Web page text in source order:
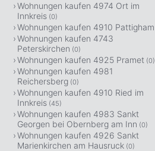
Wohnungen kaufen 4974 Ort im
Innkreis (0)
Wohnungen kaufen 4910 Pattigham
Wohnungen kaufen 4743
Peterskirchen (0)
Wohnungen kaufen 4925 Pramet (0)
Wohnungen kaufen 4981
Reichersberg (0)
Wohnungen kaufen 4910 Ried im
Innkreis (45)
Wohnungen kaufen 4983 Sankt
Georgen bei Obernberg am Inn (0)
Wohnungen kaufen 4926 Sankt
Marienkirchen am Hausruck (0)